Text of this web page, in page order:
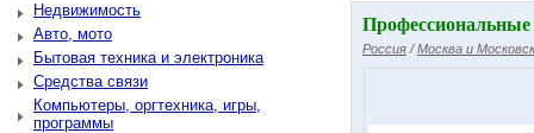
Недвижимость
Авто, мото
Бытовая техника и электроника
Средства связи
Компьютеры, оргтехника, игры,
программы
Россия /Москва и